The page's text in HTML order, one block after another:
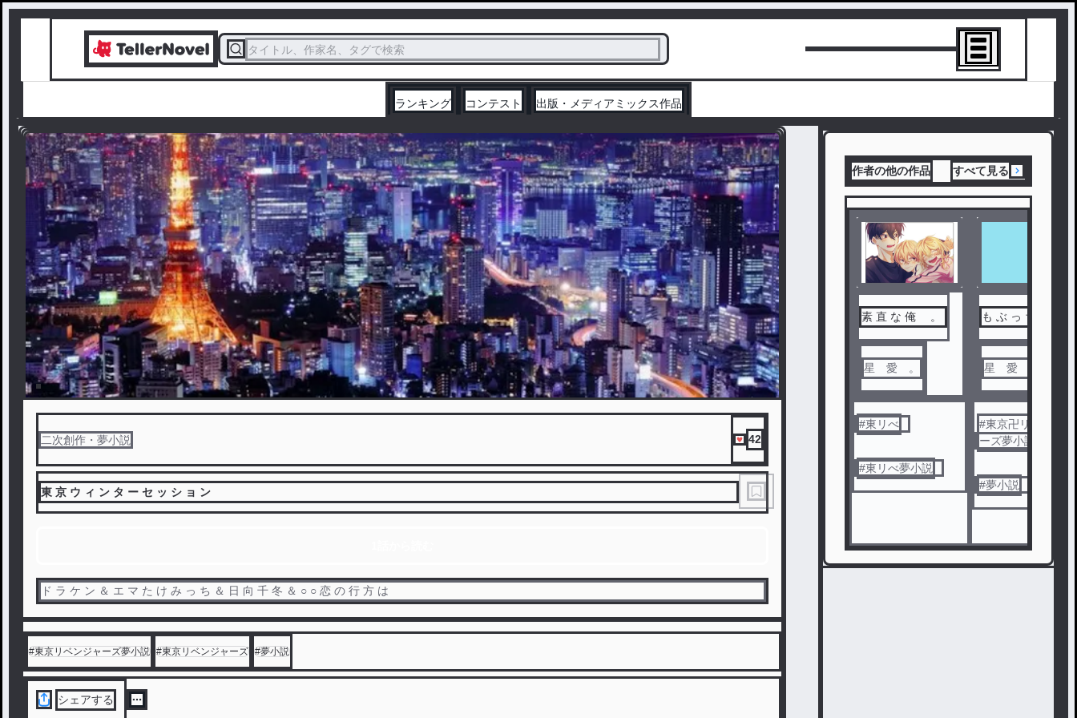
タイトル、作家名、タグで検索
ランキング コンテスト 出版・メディアミックス作品
二次創作・夢小説 42
東 京 ウ ィ ン タ ー セ ッ シ ョ ン
ド ラ ケ ン ＆ エ マ た け み っ ち ＆ 日 向 千 冬 ＆ ○ ○ 恋 の 行 方 は
#東京リベンジャーズ夢小説 #東京リベンジャーズ #夢小説
シェアする
作者の他の作品 すべて見る
素 直 な 俺 。
星 愛 。
#東リべ
#東リべ夢小説
も ぶ っ ち ‎✘
星 愛 。
#東京卍リベンジャ
ーズ夢小説
#夢小説